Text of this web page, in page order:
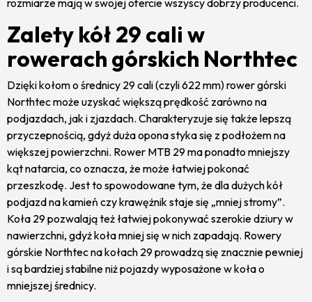
rozmiarze mają w swojej ofercie wszyscy dobrzy producenci.
Zalety kół 29 cali w
rowerach górskich Northtec
Dzięki kołom o średnicy 29 cali (czyli 622 mm) rower górski
Northtec może uzyskać większą prędkość zarówno na
podjazdach, jak i zjazdach. Charakteryzuje się także lepszą
przyczepnością, gdyż duża opona styka się z podłożem na
większej powierzchni. Rower MTB 29 ma ponadto mniejszy
kąt natarcia, co oznacza, że może łatwiej pokonać
przeszkodę. Jest to spowodowane tym, że dla dużych kół
podjazd na kamień czy krawężnik staje się „mniej stromy”.
Koła 29 pozwalają też łatwiej pokonywać szerokie dziury w
nawierzchni, gdyż koła mniej się w nich zapadają. Rowery
górskie Northtec na kołach 29 prowadzą się znacznie pewniej
i są bardziej stabilne niż pojazdy wyposażone w koła o
mniejszej średnicy.